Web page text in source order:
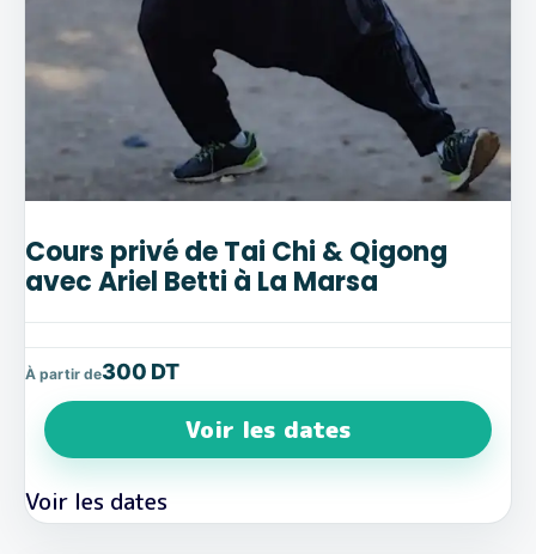
Cours privé de Tai Chi & Qigong
avec Ariel Betti à La Marsa
À partir de300 DT
Voir les dates